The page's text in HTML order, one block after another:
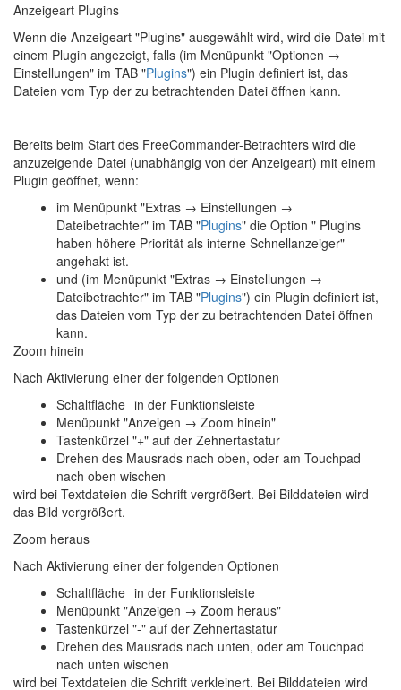
Anzeigeart Plugins
Wenn die Anzeigeart "Plugins" ausgewählt wird, wird die Datei mit
einem Plugin angezeigt, falls (im Menüpunkt "Optionen →
Einstellungen" im TAB "Plugins") ein Plugin definiert ist, das
Dateien vom Typ der zu betrachtenden Datei öffnen kann.
Bereits beim Start des FreeCommander-Betrachters wird die
anzuzeigende Datei (unabhängig von der Anzeigeart) mit einem
Plugin geöffnet, wenn:
im Menüpunkt "Extras → Einstellungen →
Dateibetrachter" im TAB "Plugins" die Option " Plugins
haben höhere Priorität als interne Schnellanzeiger"
angehakt ist.
und (im Menüpunkt "Extras → Einstellungen →
Dateibetrachter" im TAB "Plugins") ein Plugin definiert ist,
das Dateien vom Typ der zu betrachtenden Datei öffnen
kann.
Zoom hinein
Nach Aktivierung einer der folgenden Optionen
Schaltfläche in der Funktionsleiste
Menüpunkt "Anzeigen → Zoom hinein"
Tastenkürzel "+" auf der Zehnertastatur
Drehen des Mausrads nach oben, oder am Touchpad
nach oben wischen
wird bei Textdateien die Schrift vergrößert. Bei Bilddateien wird
das Bild vergrößert.
Zoom heraus
Nach Aktivierung einer der folgenden Optionen
Schaltfläche in der Funktionsleiste
Menüpunkt "Anzeigen → Zoom heraus"
Tastenkürzel "-" auf der Zehnertastatur
Drehen des Mausrads nach unten, oder am Touchpad
nach unten wischen
wird bei Textdateien die Schrift verkleinert. Bei Bilddateien wird